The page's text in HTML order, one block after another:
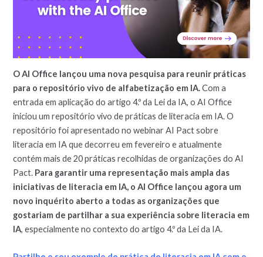
O AI Office lançou uma nova pesquisa para reunir práticas
para o repositório vivo de alfabetização em IA.Com a
entrada em aplicação do artigo 4.º da Lei da IA, o AI Office
iniciou um repositório vivo de práticas de literacia em IA. O
repositório foi apresentado no webinar AI Pact sobre
literacia em IA que decorreu em fevereiro e atualmente
contém mais de 20 práticas recolhidas de organizações do AI
Pact. Para garantir uma representação mais ampla das
iniciativas de literacia em IA, o AI Office lançou agora um
novo inquérito aberto a todas as organizações que
gostariam de partilhar a sua experiência sobre literacia em
IA, especialmente no contexto do artigo 4.º da Lei da IA.